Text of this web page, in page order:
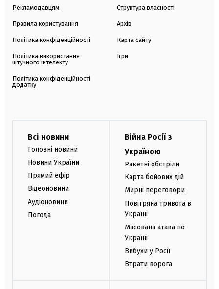
Рекламодавцям
Правила користування
Політика конфіденційності
Політика використання
штучного інтелекту
Політика конфіденційності
додатку
Структура власності
Архів
Карта сайту
Ігри
Всі новини
Головні новини
Новини України
Прямий ефір
Відеоновини
Аудіоновини
Погода
Війна Росії з
Україною
Ракетні обстріли
Карта бойових дій
Мирні переговори
Повітряна тривога в
Україні
Масована атака по
Україні
Вибухи у Росії
Втрати ворога